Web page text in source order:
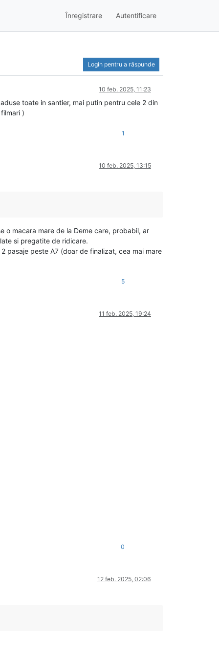
Înregistrare Autentificare
Login pentru a răspunde
10 feb. 2025, 11:23
toate in santier, mai putin pentru cele 2 din
)
1
10 feb. 2025, 13:15
o macara mare de la Deme care, probabil, ar
si pregatite de ridicare.
pasaje peste A7 (doar de finalizat, cea mai mare
5
11 feb. 2025, 19:24
0
12 feb. 2025, 02:06